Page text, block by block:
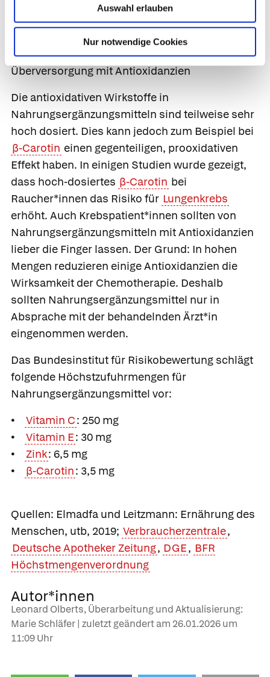
Auswahl erlauben
Nur notwendige Cookies
Nahrungsergänzungsmitteln ist deshalb weniger
effektiv als eine ausgewogene Ernährung mit viel
Obst und Gemüse.
Überversorgung mit Antioxidanzien
Die antioxidativen Wirkstoffe in
Nahrungsergänzungsmitteln sind teilweise sehr
hoch dosiert. Dies kann jedoch zum Beispiel bei
β-Carotin einen gegenteiligen, prooxidativen
Effekt haben. In einigen Studien wurde gezeigt,
dass hoch-dosiertes β-Carotin bei
Raucher*innen das Risiko für Lungenkrebs
erhöht. Auch Krebspatient*innen sollten von
Nahrungsergänzungsmitteln mit Antioxidanzien
lieber die Finger lassen. Der Grund: In hohen
Mengen reduzieren einige Antioxidanzien die
Wirksamkeit der Chemotherapie. Deshalb
sollten Nahrungsergänzungsmittel nur in
Absprache mit der behandelnden Ärzt*in
eingenommen werden.
Das Bundesinstitut für Risikobewertung schlägt
folgende Höchstzufuhrmengen für
Nahrungsergänzungsmittel vor:
• Vitamin C: 250 mg
• Vitamin E: 30 mg
• Zink: 6,5 mg
•
β-Carotin: 3,5 mg
Quellen: Elmadfa und Leitzmann: Ernährung des
Menschen, utb, 2019; Verbraucherzentrale,
Deutsche Apotheker Zeitung, DGE, BFR
Höchstmengenverordnung
Autor*innen
Leonard Olberts, Überarbeitung und Aktualisierung:
Marie Schläfer | zuletzt geändert am 26.01.2026um
11:09 Uhr